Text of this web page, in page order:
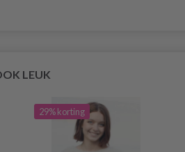
LEUK
29% korting